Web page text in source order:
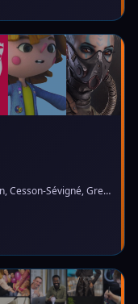
Aix-en-Provence, Annecy, Bordeaux, Caen, Cesson-Sévigné, Grenoble, Lille, Lyon, Montpellier, Nantes, Nice, Paris, Toulouse, Tours